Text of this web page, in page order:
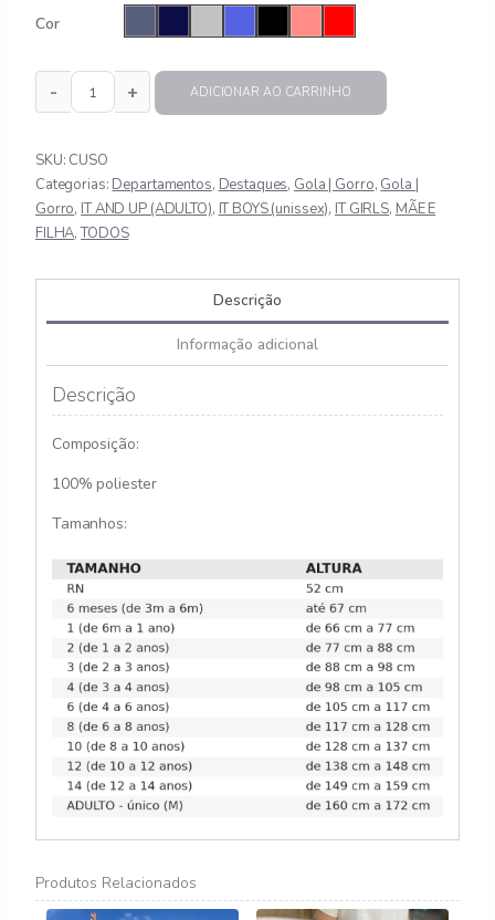
Cor
GOLA MICROSOFT UNISSEX quantidade
ADICIONAR AO CARRINHO
SKU: CUSO
Categorias: Departamentos, Destaques, Gola | Gorro, Gola |
Gorro, IT AND UP (ADULTO), IT BOYS (unissex), IT GIRLS, MÃE E
FILHA,TODOS
Descrição
Informação adicional
Descrição
Composição:
100% poliester
Tamanhos:
Produtos Relacionados